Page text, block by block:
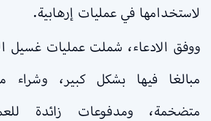
لاستخدامها في عمليات إرهابية.
ووفق الادعاء، شملت عمليات غسيل
مبالغا فيها بشكل كبير، وشراء
متضخمة، ومدفوعات زائدة